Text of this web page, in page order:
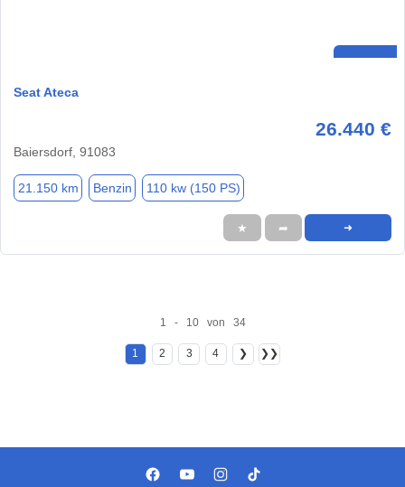
Seat Ateca
26.440 €
Baiersdorf, 91083
21.150 km Benzin 110 kw (150 PS)
★ ➦ ➜
1 - 10 von 34
1 2 3 4 ❯ ❯❯